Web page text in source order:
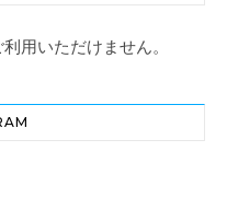
用いただけません。